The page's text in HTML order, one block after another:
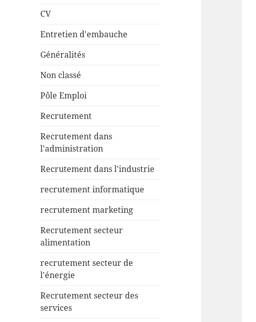
CV
Entretien d'embauche
Généralités
Non classé
Pôle Emploi
Recrutement
Recrutement dans
l'administration
Recrutement dans l'industrie
recrutement informatique
recrutement marketing
Recrutement secteur
alimentation
recrutement secteur de
l'énergie
Recrutement secteur des
services